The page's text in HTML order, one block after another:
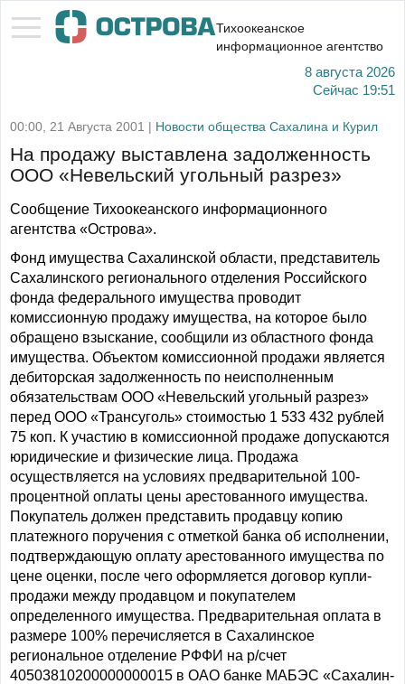
Тихоокеанское
информационное агентство
8 августа 2026
Сейчас 19:51
00:00, 21 Августа 2001 | Новости общества Сахалина и Курил
На продажу выставлена задолженность
ООО «Невельский угольный разрез»
Сообщение Тихоокеанского информационного
агентства «Острова».
Фонд имущества Сахалинской области, представитель
Сахалинского регионального отделения Российского
фонда федерального имущества проводит
комиссионную продажу имущества, на которое было
обращено взыскание, сообщили из областного фонда
имущества. Объектом комиссионной продажи является
дебиторская задолженность по неисполненным
обязательствам ООО «Невельский угольный разрез»
перед ООО «Трансуголь» стоимостью 1 533 432 рублей
75 коп. К участию в комиссионной продаже допускаются
юридические и физические лица. Продажа
осуществляется на условиях предварительной 100-
процентной оплаты цены арестованного имущества.
Покупатель должен представить продавцу копию
платежного поручения с отметкой банка об исполнении,
подтверждающую оплату арестованного имущества по
цене оценки, после чего оформляется договор купли-
продажи между продавцом и покупателем
определенного имущества. Предварительная оплата в
размере 100% перечисляется в Сахалинское
региональное отделение РФФИ на р/счет
40503810200000000015 в ОАО банке МАБЭС «Сахалин-